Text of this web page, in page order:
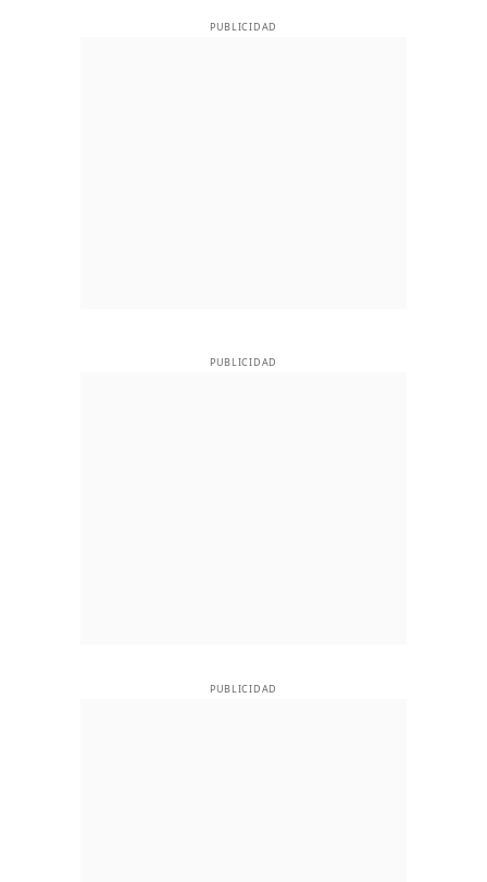
PUBLICIDAD
PUBLICIDAD
PUBLICIDAD